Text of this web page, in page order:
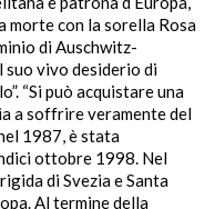
con la sorella Rosa
di Auschwitz-
suo vivo desiderio di
“Si può acquistare una
a soffrire veramente del
1987, è stata
ottobre 1998. Nel
di Svezia e Santa
Al termine della